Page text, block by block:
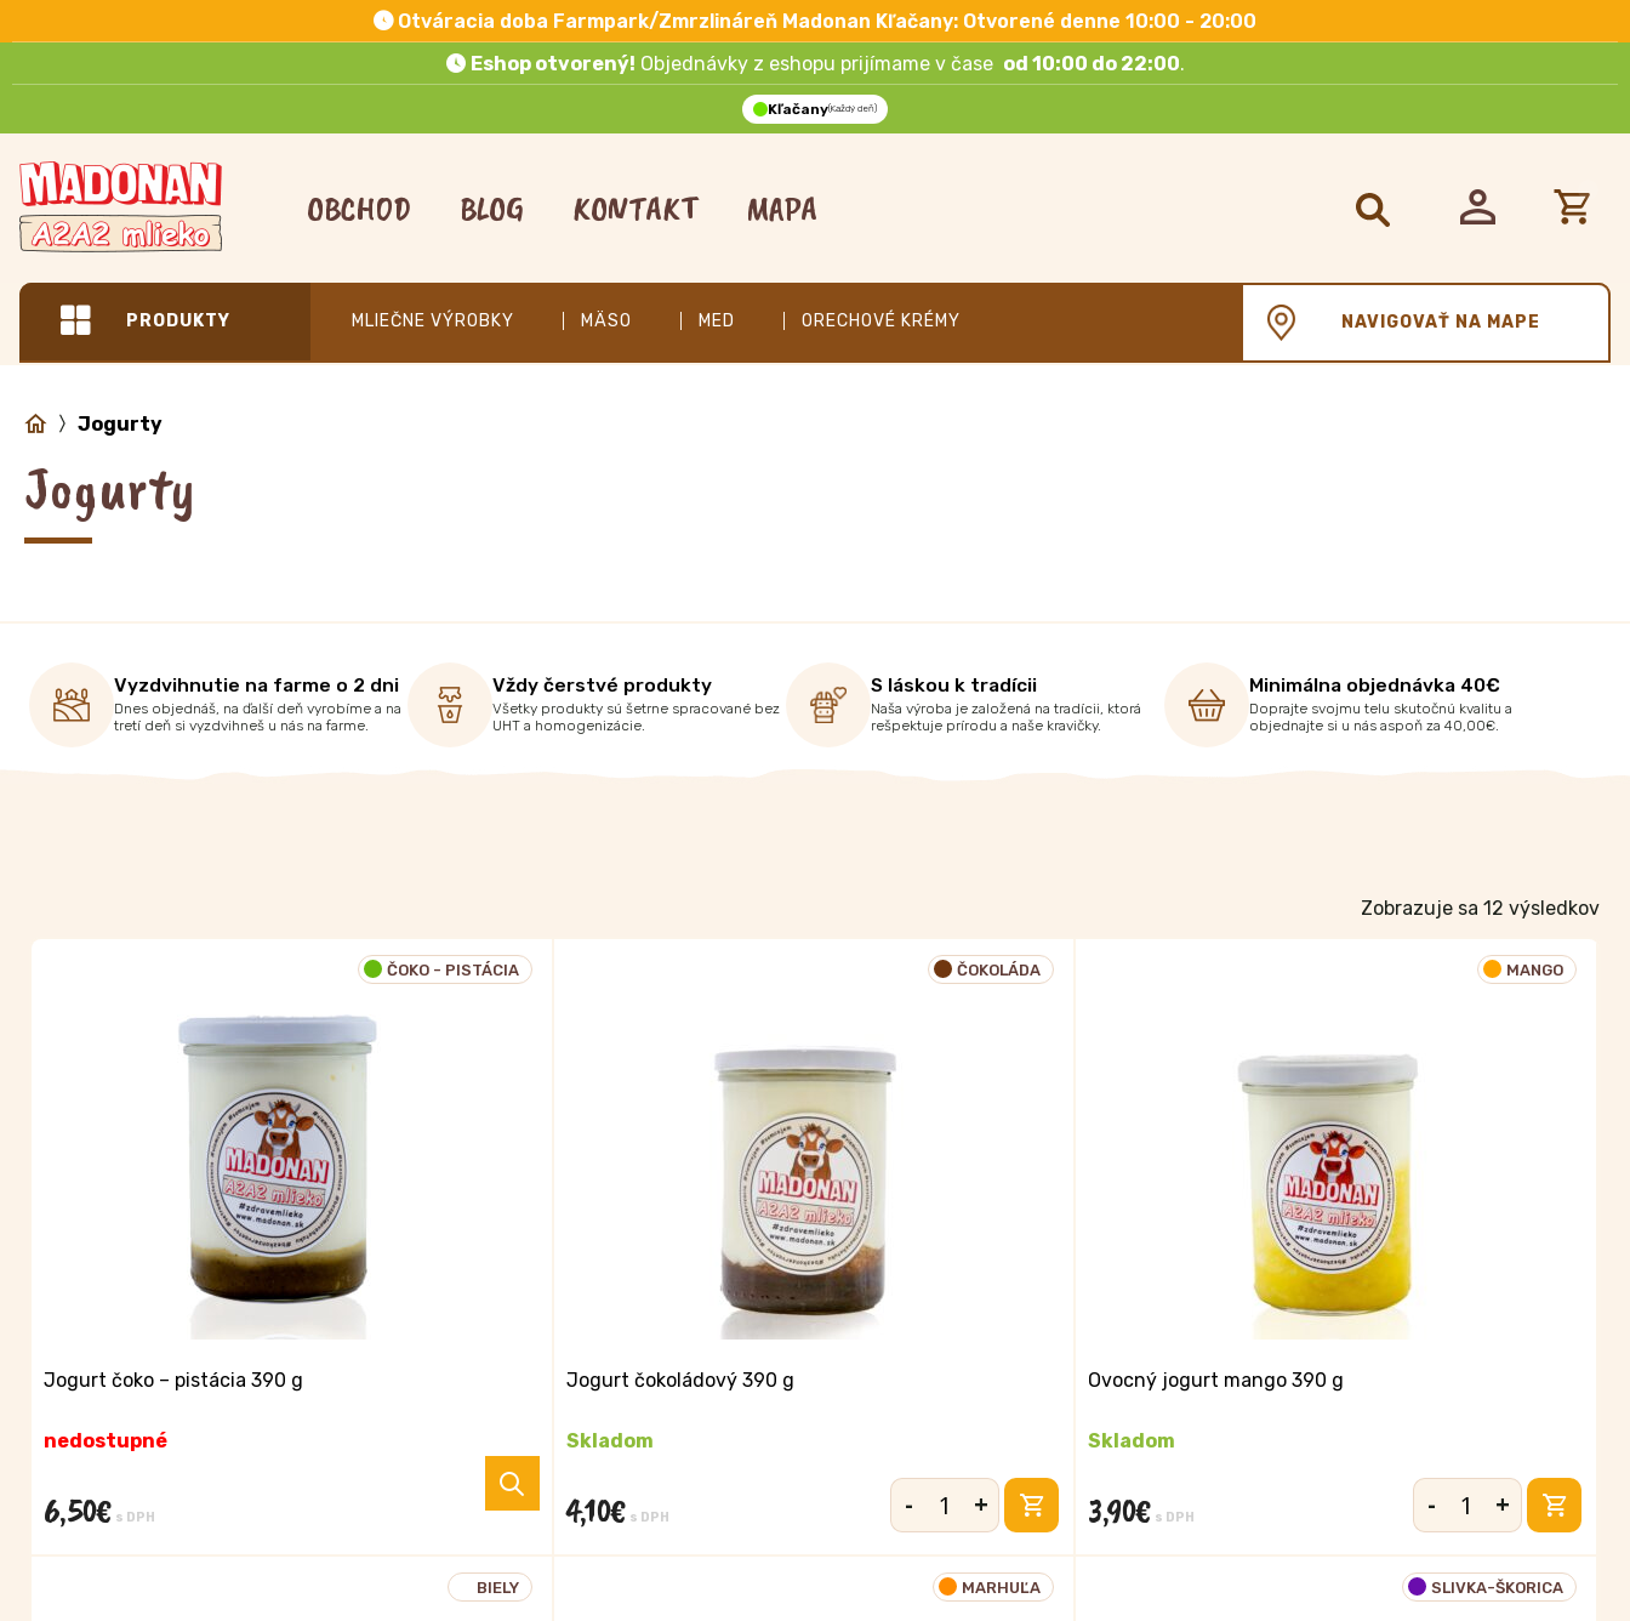
Otváracia doba Farmpark/Zmrzlináreň Madonan Kľačany: Otvorené denne 10:00 - 20:00
Eshop otvorený! Objednávky z eshopu prijímame v čase od 10:00 do 22:00.
Kľačany(Každý deň)
na
obsah
OBCHOD BLOG KONTAKT MAPA Hľadať:
PRODUKTY MLIEČNE VÝROBKY MÄSO MED ORECHOVÉ KRÉMY NAVIGOVAŤ NA MAPE
Jogurty
Jogurty
Vyzdvihnutie na farme o 2 dni
Dnes objednáš, na ďalší deň vyrobíme a na
tretí deň si vyzdvihneš u nás na farme.
Vždy čerstvé produkty
Všetky produkty sú šetrne spracované bez
UHT a homogenizácie.
S láskou k tradícii
Naša výroba je založená na tradícii, ktorá
rešpektuje prírodu a naše kravičky.
Minimálna objednávka 40€
Doprajte svojmu telu skutočnú kvalitu a
objednajte si u nás aspoň za 40,00€.
Zobrazuje sa 12 výsledkov
ČOKO - PISTÁCIA
Jogurt čoko – pistácia 390 g
nedostupné
6,50€ s DPH
ČOKOLÁDA
Jogurt čokoládový 390 g
Skladom
4,10€ s DPH -
množstvo
čokoládový
+
MANGO
Ovocný jogurt mango 390 g
Skladom
3,90€ s DPH -
množstvo
jogurt
mango
+
BIELY MARHUĽA SLIVKA-ŠKORICA